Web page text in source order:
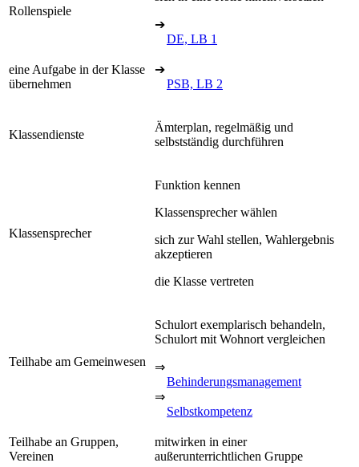
Rollenspiele
➔
DE, LB 1
eine Aufgabe in der Klasse
übernehmen
➔
PSB, LB 2
Klassendienste
Ämterplan, regelmäßig und
selbstständig durchführen
Klassensprecher
Funktion kennen
Klassensprecher wählen
sich zur Wahl stellen, Wahlergebnis
akzeptieren
die Klasse vertreten
Teilhabe am Gemeinwesen
Schulort exemplarisch behandeln,
Schulort mit Wohnort vergleichen
⇒
Behinderungsmanagement
⇒
Selbstkompetenz
Teilhabe an Gruppen,
Vereinen
mitwirken in einer
außerunterrichtlichen Gruppe